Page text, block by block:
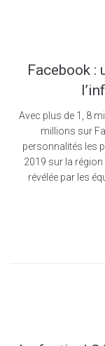
Facebook :
Avec plus de 1, 8
millions sur
personnalités les
2019 sur la
révélée par les